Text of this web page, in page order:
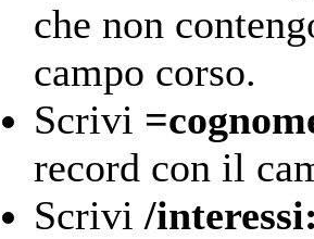
che non
campo corso.
Scrivi
record con il
Scrivi /